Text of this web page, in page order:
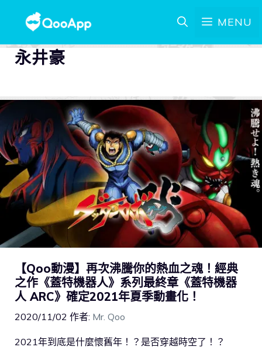
MENU
永井豪
【Qoo動漫】再次沸騰你的熱血之魂！經典
之作《蓋特機器人》系列最終章《蓋特機器
人 ARC》確定2021年夏季動畫化！
2020/11/02 作者: Mr. Qoo
2021年到底是什麼懷舊年！？是否穿越時空了！？